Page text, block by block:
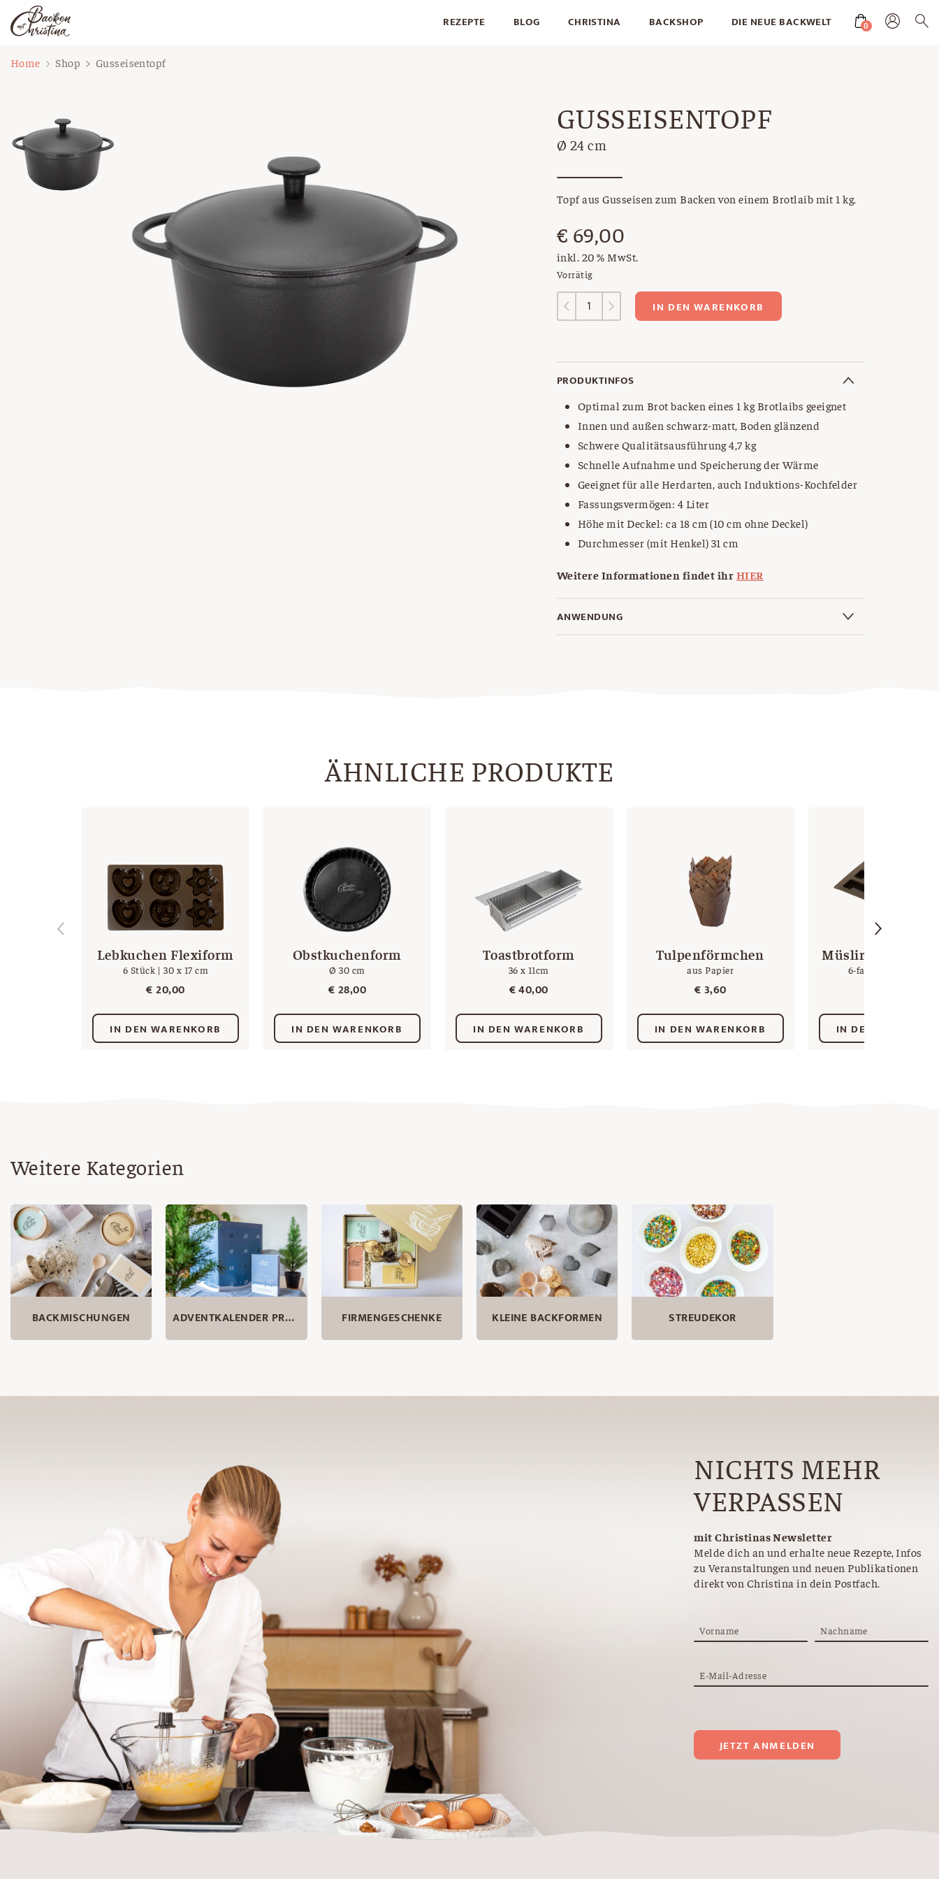
Inhalt
REZEPTE BLOG CHRISTINA BACKSHOP DIE NEUE BACKWELT 0
Home Shop Gusseisentopf
GUSSEISENTOPF
Ø 24 cm
Topf aus Gusseisen zum Backen von einem Brotlaib mit 1 kg.
€ 69,00
inkl. 20 % MwSt.
Vorrätig
Gusseisentopf
Menge
IN DEN WARENKORB
PRODUKTINFOS
Optimal zum Brot backen eines 1 kg Brotlaibs geeignet
Innen und außen schwarz-matt, Boden glänzend
Schwere Qualitätsausführung 4,7 kg
Schnelle Aufnahme und Speicherung der Wärme
Geeignet für alle Herdarten, auch Induktions-Kochfelder
Fassungsvermögen: 4 Liter
Höhe mit Deckel: ca 18 cm (10 cm ohne Deckel)
Durchmesser (mit Henkel) 31 cm
Weitere Informationen findet ihr HIER
ANWENDUNG
ÄHNLICHE PRODUKTE
Lebkuchen Flexiform
6 Stück | 30 x 17 cm
€20,00
IN DEN WARENKORB
Obstkuchenform
Ø 30 cm
€28,00
IN DEN WARENKORB
Toastbrotform
36 x 11cm
€40,00
IN DEN WARENKORB
Tulpenförmchen
aus Papier
€3,60
IN DEN WARENKORB
Müsliriegel
6-fach | 30 x 17,5 cm
IN DEN
Weitere Kategorien
BACKMISCHUNGEN ADVENTKALENDER PRODUKTE FIRMENGESCHENKE KLEINE BACKFORMEN STREUDEKOR
NICHTS MEHR
VERPASSEN
mit Christinas Newsletter
Melde dich an und erhalte neue Rezepte, Infos
zu Veranstaltungen und neuen Publikationen
direkt von Christina in dein Postfach.
Vorname Nachname
E-Mail-Adresse
JETZT ANMELDEN